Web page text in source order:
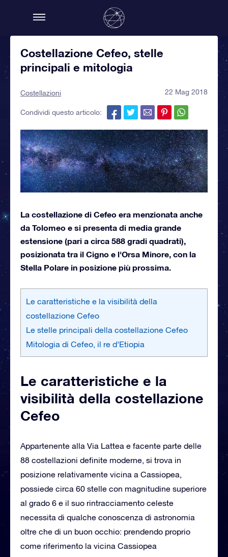
Costellazione Cefeo, stelle
principali e mitologia
Costellazioni 22 Mag 2018
Condividi questo articolo:
La costellazione di Cefeo era menzionata anche
da Tolomeo e si presenta di media grande
estensione (pari a circa 588 gradi quadrati),
posizionata tra il Cigno e l'Orsa Minore, con la
Stella Polare in posizione più prossima.
Le caratteristiche e la visibilità della
costellazione Cefeo
Le stelle principali della costellazione Cefeo
Mitologia di Cefeo, il re d’Etiopia
Le caratteristiche e la
visibilità della costellazione
Cefeo
Appartenente alla Via Lattea e facente parte delle
88 costellazioni definite moderne, si trova in
posizione relativamente vicina a Cassiopea,
possiede circa 60 stelle con magnitudine superiore
al grado 6 e il suo rintracciamento celeste
necessita di qualche conoscenza di astronomia
oltre che di un buon occhio: prendendo proprio
come riferimento la vicina Cassiopea